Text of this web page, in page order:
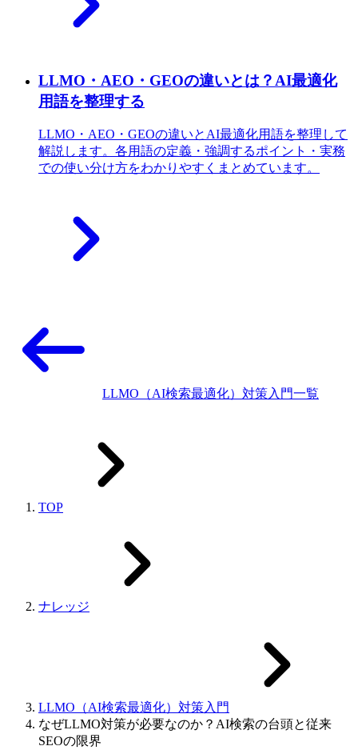
LLMO・AEO・GEOの違いとは？AI最適化
用語を整理する
LLMO・AEO・GEOの違いとAI最適化用語を整理して
解説します。各用語の定義・強調するポイント・実務
での使い分け方をわかりやすくまとめています。
LLMO（AI検索最適化）対策入門一覧
TOP
ナレッジ
LLMO（AI検索最適化）対策入門
なぜLLMO対策が必要なのか？AI検索の台頭と従来
SEOの限界